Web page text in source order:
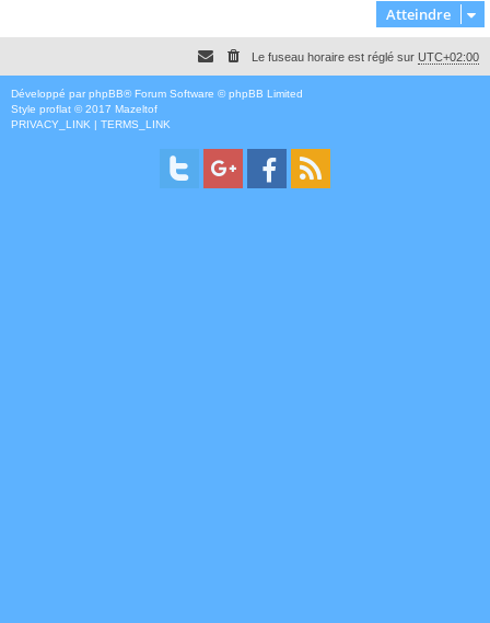
Atteindre
Le fuseau horaire est réglé sur UTC+02:00
Développé par phpBB® Forum Software © phpBB Limited
Style proflat © 2017 Mazeltof
PRIVACY_LINK | TERMS_LINK